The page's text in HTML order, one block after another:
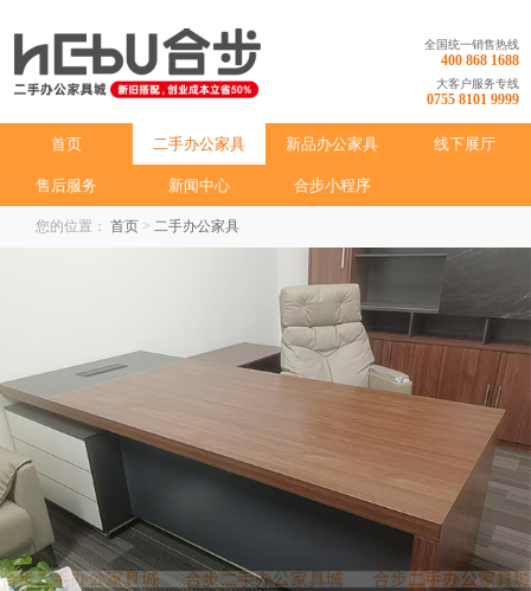
全国统一销售热线
400 868 1688
大客户服务专线
0755 8101 9999
首页 二手办公家具 新品办公家具 线下展厅
售后服务 新闻中心 合步小程序
您的位置： 首页 > 二手办公家具